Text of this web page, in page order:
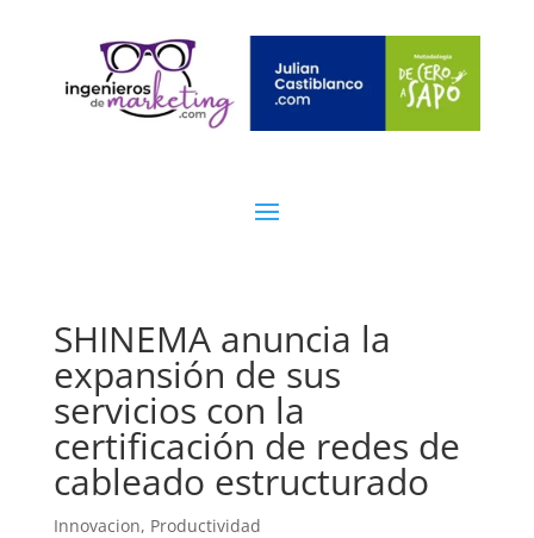
SHINEMA anuncia la
expansión de sus
servicios con la
certificación de redes de
cableado estructurado
Innovacion, Productividad